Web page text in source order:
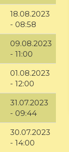
18.08.2023
- 08:58
09.08.2023
- 11:00
01.08.2023
- 12:00
31.07.2023
- 09:44
30.07.2023
- 14:00